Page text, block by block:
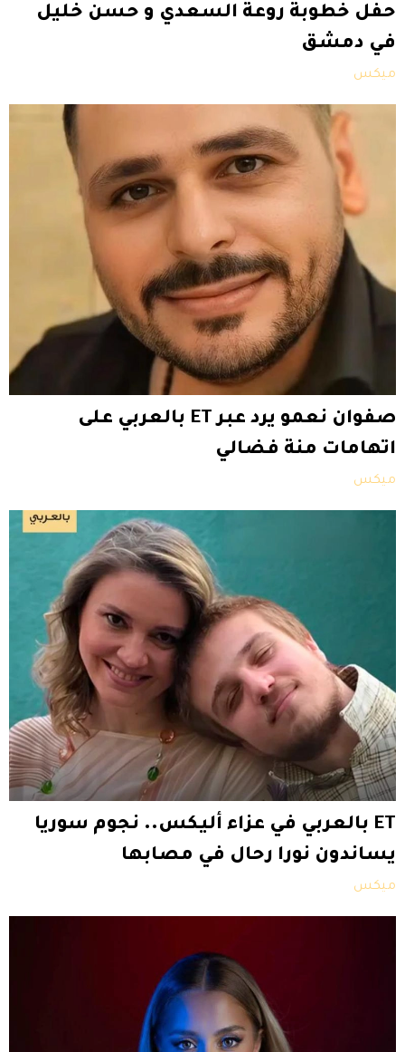
حفل خطوبة روعة السعدي و حسن خليل
في دمشق
ميكس
صفوان نعمو يرد عبر ET بالعربي على
اتهامات منة فضالي
ميكس
ET بالعربي في عزاء أليكس.. نجوم سوريا
يساندون نورا رحال في مصابها
ميكس